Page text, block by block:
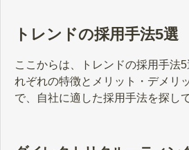
用ミスマッ
期離職を防
トレンドの採用手法5選
ここからは、トレンドの採用手法
れぞれの特徴とメリット・デメリ
で、自社に適した採用手法を探し